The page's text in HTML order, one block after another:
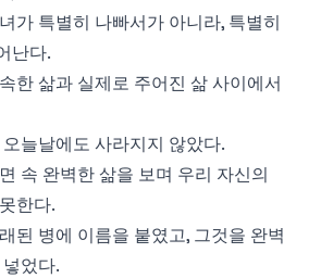
가 특별히 나빠서가 아니라, 특별히
난다.
한 삶과 실제로 주어진 삶 사이에서
늘날에도 사라지지 않았다.
속 완벽한 삶을 보며 우리 자신의
한다.
된 병에 이름을 붙였고, 그것을 완벽
었다.